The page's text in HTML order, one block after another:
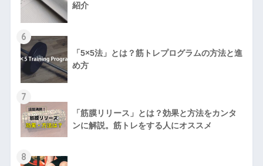
紹介
6
「5×5法」とは？筋トレプログラムの方法と進
め方
7
「筋膜リリース」とは？効果と方法をカンタ
ンに解説。筋トレをする人にオススメ
8